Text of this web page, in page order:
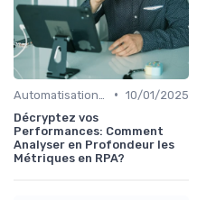
• 10/01/2025
Décryptez vos
Performances: Comment
Analyser en Profondeur les
Métriques en RPA?